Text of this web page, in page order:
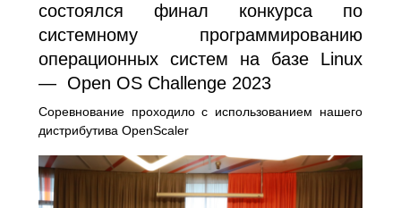
состоялся финал конкурса по
системному программированию
операционных систем на базе Linux
— Open OS Challenge 2023
Соревнование проходило с использованием нашего
дистрибутива OpenScaler